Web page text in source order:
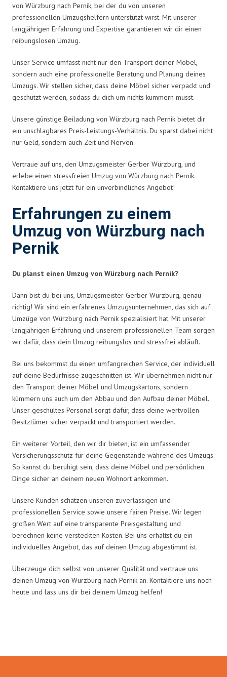
von Würzburg nach Pernik, bei der du von unseren
professionellen Umzugshelfern unterstützt wirst. Mit unserer
langjährigen Erfahrung und Expertise garantieren wir dir einen
reibungslosen Umzug.
Unser Service umfasst nicht nur den Transport deiner Möbel,
sondern auch eine professionelle Beratung und Planung deines
Umzugs. Wir stellen sicher, dass deine Möbel sicher verpackt und
geschützt werden, sodass du dich um nichts kümmern musst.
Unsere günstige Beiladung von Würzburg nach Pernik bietet dir
ein unschlagbares Preis-Leistungs-Verhältnis. Du sparst dabei nicht
nur Geld, sondern auch Zeit und Nerven.
Vertraue auf uns, den Umzugsmeister Gerber Würzburg, und
erlebe einen stressfreien Umzug von Würzburg nach Pernik.
Kontaktiere uns jetzt für ein unverbindliches Angebot!
Erfahrungen zu einem
Umzug von Würzburg nach
Pernik
Du planst einen Umzug von Würzburg nach Pernik?
Dann bist du bei uns, Umzugsmeister Gerber Würzburg, genau
richtig! Wir sind ein erfahrenes Umzugsunternehmen, das sich auf
Umzüge von Würzburg nach Pernik spezialisiert hat. Mit unserer
langjährigen Erfahrung und unserem professionellen Team sorgen
wir dafür, dass dein Umzug reibungslos und stressfrei abläuft.
Bei uns bekommst du einen umfangreichen Service, der individuell
auf deine Bedürfnisse zugeschnitten ist. Wir übernehmen nicht nur
den Transport deiner Möbel und Umzugskartons, sondern
kümmern uns auch um den Abbau und den Aufbau deiner Möbel.
Unser geschultes Personal sorgt dafür, dass deine wertvollen
Besitztümer sicher verpackt und transportiert werden.
Ein weiterer Vorteil, den wir dir bieten, ist ein umfassender
Versicherungsschutz für deine Gegenstände während des Umzugs.
So kannst du beruhigt sein, dass deine Möbel und persönlichen
Dinge sicher an deinem neuen Wohnort ankommen.
Unsere Kunden schätzen unseren zuverlässigen und
professionellen Service sowie unsere fairen Preise. Wir legen
großen Wert auf eine transparente Preisgestaltung und
berechnen keine versteckten Kosten. Bei uns erhältst du ein
individuelles Angebot, das auf deinen Umzug abgestimmt ist.
Überzeuge dich selbst von unserer Qualität und vertraue uns
deinen Umzug von Würzburg nach Pernik an. Kontaktiere uns noch
heute und lass uns dir bei deinem Umzug helfen!